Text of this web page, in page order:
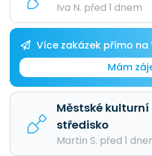
Iva N. před 1 dnem
Více zakázek přímo
Mám
Městské
středisko
Martin S. před 1